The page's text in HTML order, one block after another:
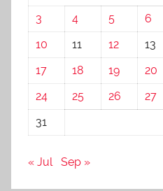
3
4 5 6
10
11 12 13
17
18 19 20
24
25 26 27
31
« Jul Sep »